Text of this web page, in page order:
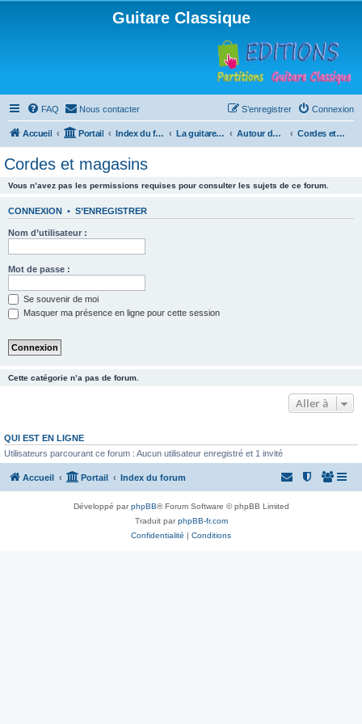
Guitare Classique
FAQ Nous contacter Connexion
S’enregistrer
Accueil Portail Index du forum La guitare : instrument, cours et théorie Autour de la guitare Cordes et magasins
Cordes et magasins
Vous n’avez pas les permissions requises pour consulter les sujets de ce forum.
CONNEXION • S’ENREGISTRER
Nom d’utilisateur :
Mot de passe :
Se souvenir de moi
Masquer ma présence en ligne pour cette session
Cette catégorie n’a pas de forum.
Aller à
QUI EST EN LIGNE
Utilisateurs parcourant ce forum : Aucun utilisateur enregistré et 1 invité
Accueil Portail Index du forum
Développé parphpBB® Forum Software © phpBB Limited
Traduit parphpBB-fr.com
Confidentialité | Conditions